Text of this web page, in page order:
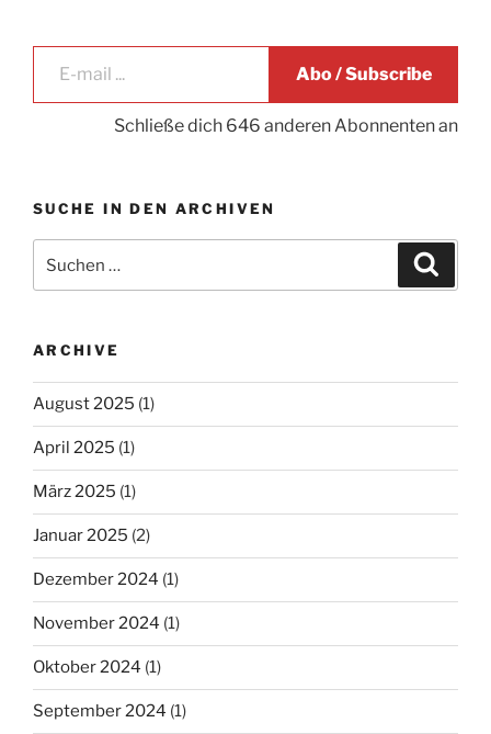
E-mail ...
Abo / Subscribe
Schließe dich 646 anderen Abonnenten an
SUCHE IN DEN ARCHIVEN
nach:
ARCHIVE
August 2025 (1)
April 2025 (1)
März 2025 (1)
Januar 2025 (2)
Dezember 2024 (1)
November 2024 (1)
Oktober 2024 (1)
September 2024 (1)